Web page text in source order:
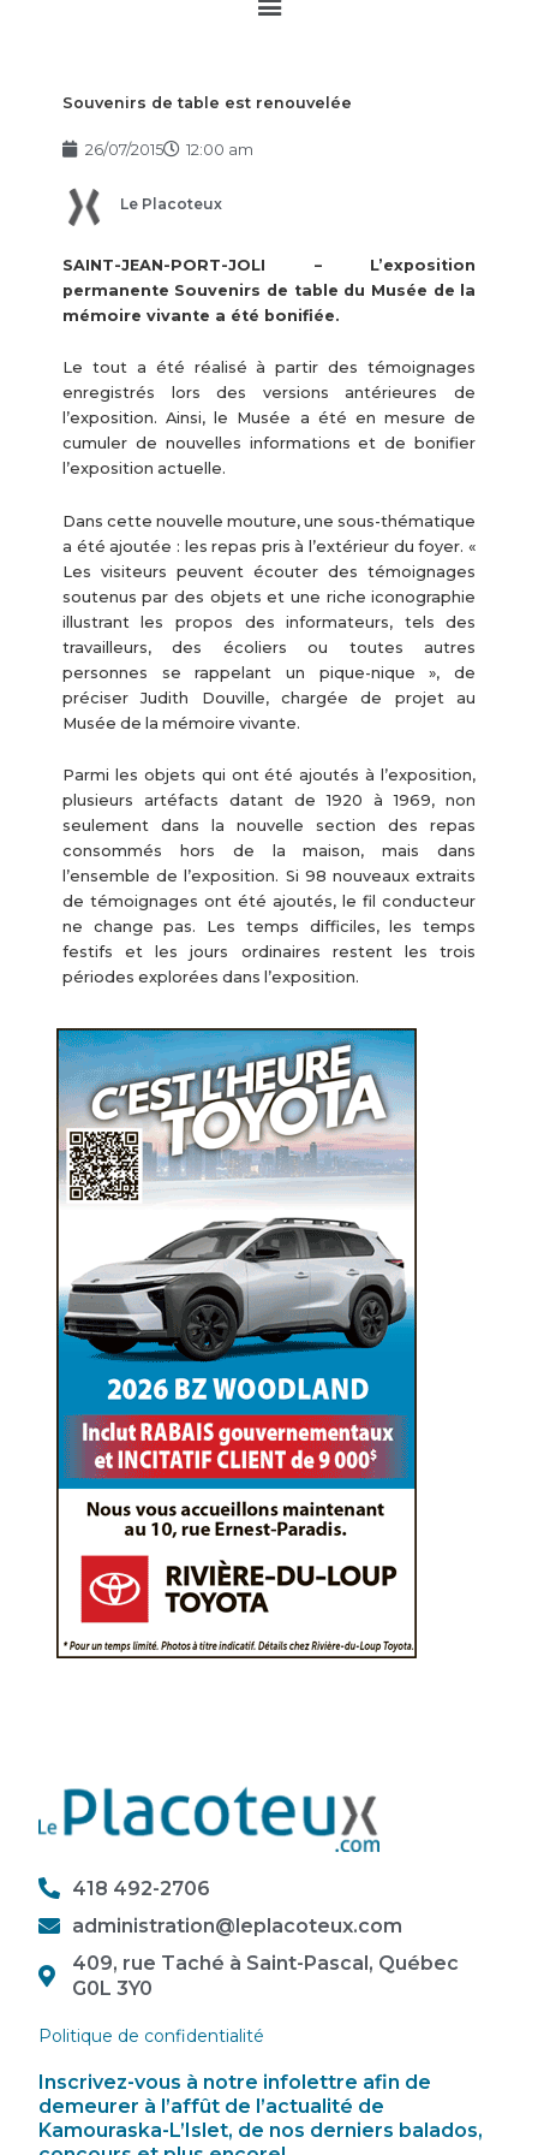
Souvenirs de table est renouvelée
26/07/2015 12:00 am
Le Placoteux
SAINT-JEAN-PORT-JOLI – L’exposition
permanente Souvenirs de table du Musée de la
mémoire vivante a été bonifiée.
Le tout a été réalisé à partir des témoignages
enregistrés lors des versions antérieures de
l’exposition. Ainsi, le Musée a été en mesure de
cumuler de nouvelles informations et de bonifier
l’exposition actuelle.
Dans cette nouvelle mouture, une sous-thématique
a été ajoutée : les repas pris à l’extérieur du foyer. «
Les visiteurs peuvent écouter des témoignages
soutenus par des objets et une riche iconographie
illustrant les propos des informateurs, tels des
travailleurs, des écoliers ou toutes autres
personnes se rappelant un pique-nique », de
préciser Judith Douville, chargée de projet au
Musée de la mémoire vivante.
Parmi les objets qui ont été ajoutés à l’exposition,
plusieurs artéfacts datant de 1920 à 1969, non
seulement dans la nouvelle section des repas
consommés hors de la maison, mais dans
l’ensemble de l’exposition. Si 98 nouveaux extraits
de témoignages ont été ajoutés, le fil conducteur
ne change pas. Les temps difficiles, les temps
festifs et les jours ordinaires restent les trois
périodes explorées dans l’exposition.
418 492-2706
administration@leplacoteux.com
409, rue Taché à Saint-Pascal, Québec
G0L 3Y0
Politique de confidentialité
Inscrivez-vous à notre infolettre afin de
demeurer à l’affût de l’actualité de
Kamouraska-L’Islet, de nos derniers balados,